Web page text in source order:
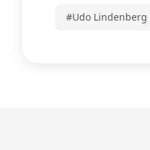
#Udo Lindenberg